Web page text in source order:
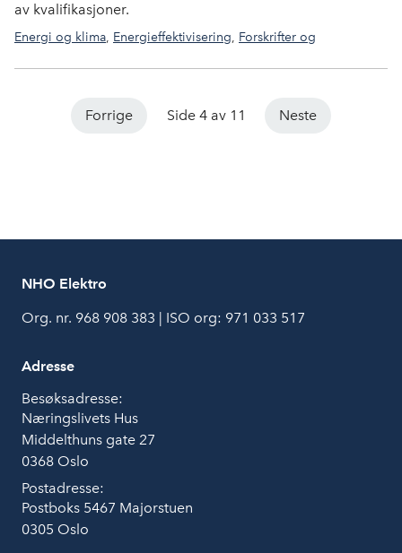
av kvalifikasjoner​.
Energi og klima, Energieffektivisering, Forskrifter og
Forrige Side 4 av 11 Neste
NHO Elektro
Org. nr. 968 908 383 | ISO org: 971 033 517
Adresse
Besøksadresse:
Næringslivets Hus
Middelthuns gate 27
0368 Oslo
Postadresse:
Postboks 5467 Majorstuen
0305 Oslo